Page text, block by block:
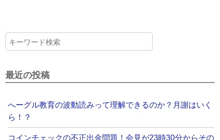
最近の投稿
へーグル教育の波動読みって理解できるのか？月謝はいく
ら！？
コインチェックの不正出金問題！会見が23時30分からその